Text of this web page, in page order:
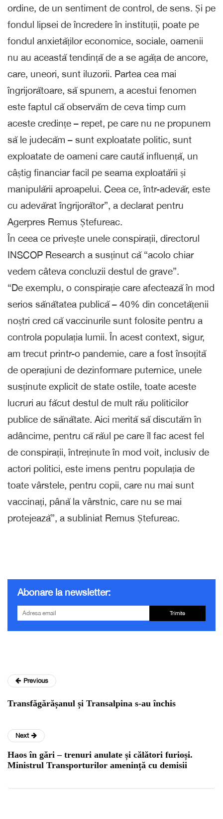
ordine, de un sentiment de control, de sens. Și pe
fondul lipsei de încredere în instituții, poate pe
fondul anxietăților economice, sociale, oamenii
nu au această tendință de a se agăța de ancore,
care, uneori, sunt iluzorii. Partea cea mai
îngrijorătoare, să spunem, a acestui fenomen
este faptul că observăm de ceva timp cum
aceste credințe – repet, pe care nu ne propunem
să le judecăm – sunt exploatate politic, sunt
exploatate de oameni care caută influență, un
câștig financiar facil pe seama exploatării și
manipulării aproapelui. Ceea ce, într-adevăr, este
cu adevărat îngrijorător”, a declarat pentru
Agerpres Remus Ștefureac.
În ceea ce privește unele conspirații, directorul
INSCOP Research a susținut că “acolo chiar
vedem câteva concluzii destul de grave”.
“De exemplu, o conspirație care afectează în mod
serios sănătatea publică – 40% din concetățenii
noștri cred că vaccinurile sunt folosite pentru a
controla populația lumii. În acest context, sigur,
am trecut printr-o pandemie, care a fost însoțită
de operațiuni de dezinformare puternice, unele
susținute explicit de state ostile, toate aceste
lucruri au făcut destul de mult rău politicilor
publice de sănătate. Aici merită să discutăm în
adâncime, pentru că răul pe care îl fac acest fel
de conspirații, întreținute în mod voit, inclusiv de
actori politici, este imens pentru populația de
toate vârstele, pentru copii, care nu mai sunt
vaccinați, până la vârstnic, care nu se mai
protejează”, a subliniat Remus Ștefureac.
Abonare la newsletter:
Trimite
Previous
Transfăgărășanul și Transalpina s-au închis
Next
Haos în gări – trenuri anulate și călători furioși.
Ministrul Transporturilor amenință cu demisii